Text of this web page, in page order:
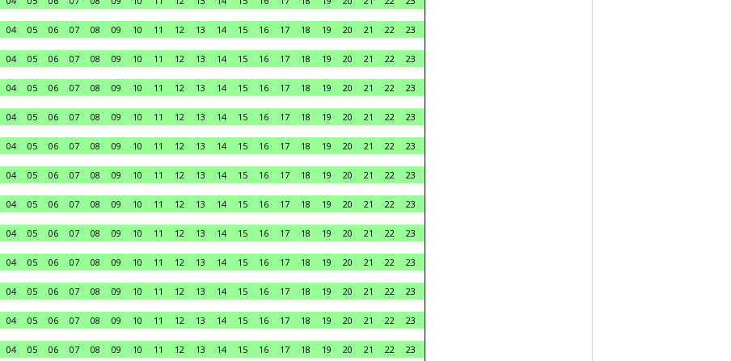
04 05 06 07 08 09 10 11 12 13 14 15 16 17 18 19 20 21 22
23
04 05 06 07 08 09 10 11 12 13 14 15 16 17 18 19 20 21 22
23
04 05 06 07 08 09 10 11 12 13 14 15 16 17 18 19 20 21 22
23
04 05 06 07 08 09 10 11 12 13 14 15 16 17 18 19 20 21 22
23
04 05 06 07 08 09 10 11 12 13 14 15 16 17 18 19 20 21 22
23
04 05 06 07 08 09 10 11 12 13 14 15 16 17 18 19 20 21 22
23
04 05 06 07 08 09 10 11 12 13 14 15 16 17 18 19 20 21 22
23
04 05 06 07 08 09 10 11 12 13 14 15 16 17 18 19 20 21 22
23
04 05 06 07 08 09 10 11 12 13 14 15 16 17 18 19 20 21 22
23
04 05 06 07 08 09 10 11 12 13 14 15 16 17 18 19 20 21 22
23
04 05 06 07 08 09 10 11 12 13 14 15 16 17 18 19 20 21 22
23
04 05 06 07 08 09 10 11 12 13 14 15 16 17 18 19 20 21 22
23